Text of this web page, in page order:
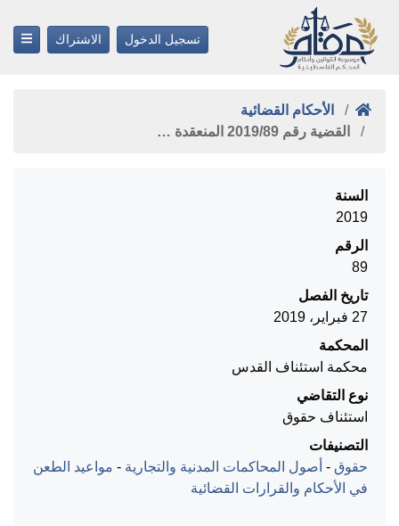
تسجيل الدخول الاشتراك
الأحكام القضائية
القضية رقم ‎89‏/‎2019‏ المنعقدة …
السنة
2019
الرقم
89
تاريخ الفصل
27 فبراير، 2019
المحكمة
محكمة استئناف القدس
نوع التقاضي
استئناف حقوق
التصنيفات
حقوق - أصول المحاكمات المدنية والتجارية - مواعيد الطعن
في الأحكام والقرارات القضائية